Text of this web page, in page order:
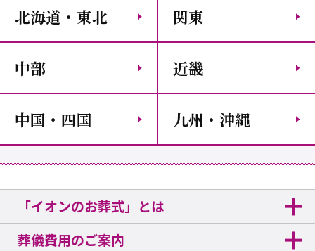
北海道・東北 関東
中部 近畿
中国・四国 九州・沖縄
「イオンのお葬式」とは
葬儀費用のご案内